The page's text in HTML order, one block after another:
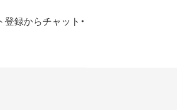
録からチャット・